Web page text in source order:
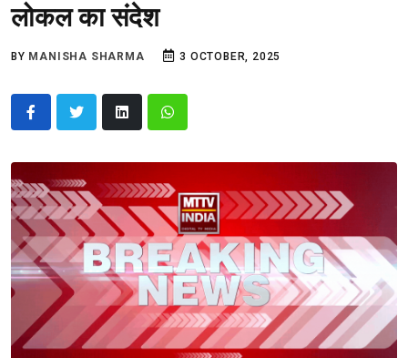
लोकल का संदेश
BY MANISHA SHARMA 3 OCTOBER, 2025